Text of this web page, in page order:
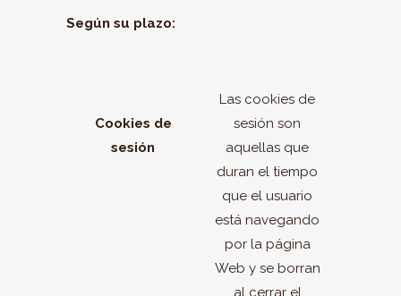
Según su plazo:
Cookies de
sesión
Las cookies de
sesión son
aquellas que
duran el tiempo
que el usuario
está navegando
por la página
Web y se borran
al cerrar el